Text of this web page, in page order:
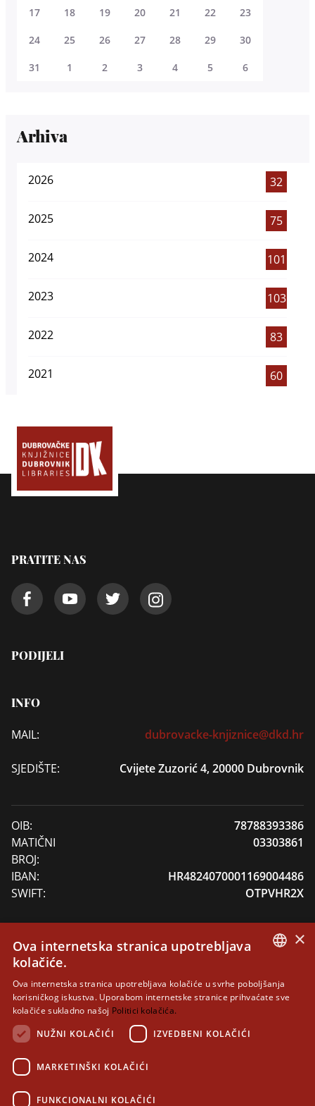
17 18 19 20 21 22 23
24 25 26 27 28 29 30
31 1 2 3 4 5 6
Arhiva
2026 32
2025 75
2024 101
2023 103
2022 83
2021 60
PRATITE NAS
PODIJELI
INFO
MAIL: dubrovacke-knjiznice@dkd.hr
SJEDIŠTE: Cvijete Zuzorić 4, 20000 Dubrovnik
OIB:
78788393386
MATIČNI
BROJ:
03303861
IBAN:
HR4824070001169004486
SWIFT:
OTPVHR2X
DONACIJE
Dragi prijatelji Dubrovačkih knjižnica, Vaša podrška
nam pomaže u zaštiti i skrbi o baštinskim zbirkama
svojstva zaštićenog kulturnog dobra RH, unapređenju
rada i usluga.
isticanje ukoliko je to želja donatora na broj žiro
ENGLISH
×
Ova internetska stranica upotrebljava
kolačiće.
Ova internetska stranica upotrebljava kolačiće u svrhe poboljšanja
korisničkog iskustva. Uporabom internetske stranice prihvaćate sve
kolačiće sukladno našoj Politici kolačića.
NUŽNI KOLAČIĆI
IZVEDBENI KOLAČIĆI
MARKETINŠKI KOLAČIĆI
FUNKCIONALNI KOLAČIĆI